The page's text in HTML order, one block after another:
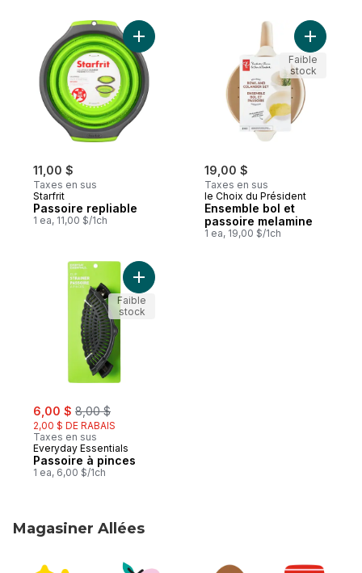
11,00 $
Taxes en sus
Starfrit
Passoire repliable
1 ea, 11,00 $/1ch
Ajouter Passoire repliable au panier
19,00 $
Taxes en sus
le Choix du Président
Ensemble bol et
passoire melamine
1 ea, 19,00 $/1ch
Ajouter
Faible
stock
sale:
6,00 $ , formerly:
8,00 $
2,00 $ DE RABAIS
Taxes en sus
Everyday Essentials
Passoire à pinces
1 ea, 6,00 $/1ch
Ajouter Passoire à pinces au panier
Faible
stock
Magasiner Allées